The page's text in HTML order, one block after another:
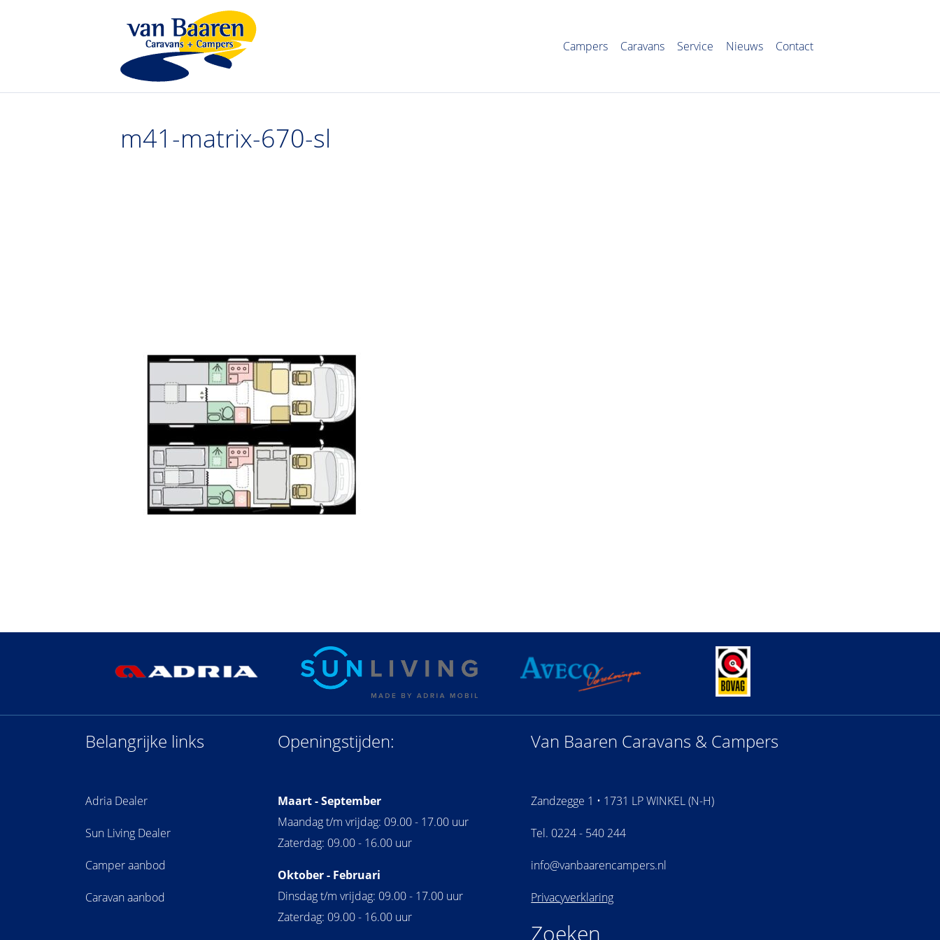
Campers Caravans Service Nieuws Contact
m41-matrix-670-sl
Belangrijke links
Adria Dealer
Sun Living Dealer
Camper aanbod
Caravan aanbod
Openingstijden:
Maart - September
Maandag t/m vrijdag: 09.00 - 17.00 uur
Zaterdag: 09.00 - 16.00 uur
Oktober - Februari
Dinsdag t/m vrijdag: 09.00 - 17.00 uur
Zaterdag: 09.00 - 16.00 uur
Van Baaren Caravans & Campers
Zandzegge 1 • 1731 LP WINKEL (N-H)
Tel. 0224 - 540 244
info@vanbaarencampers.nl
Privacyverklaring
Zoeken